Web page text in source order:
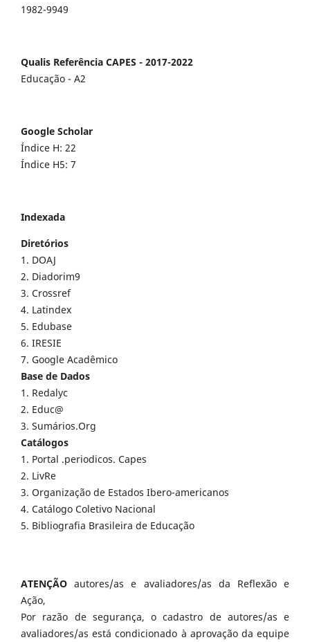
1982-9949
Qualis Referência CAPES - 2017-2022
Educação - A2
Google Scholar
Índice H: 22
Índice H5: 7
Indexada
Diretórios
1. DOAJ
2. Diadorim9
3. Crossref
4. Latindex
5. Edubase
6. IRESIE
7. Google Acadêmico
Base de Dados
1. Redalyc
2. Educ@
3. Sumários.Org
Catálogos
1. Portal .periodicos. Capes
2. LivRe
3. Organização de Estados Ibero-americanos
4. Catálogo Coletivo Nacional
5. Bibliografia Brasileira de Educação
ATENÇÃO autores/as e avaliadores/as da Reflexão e
Ação,
Por razão de segurança, o cadastro de autores/as e
avaliadores/as está condicionado à aprovação da equipe